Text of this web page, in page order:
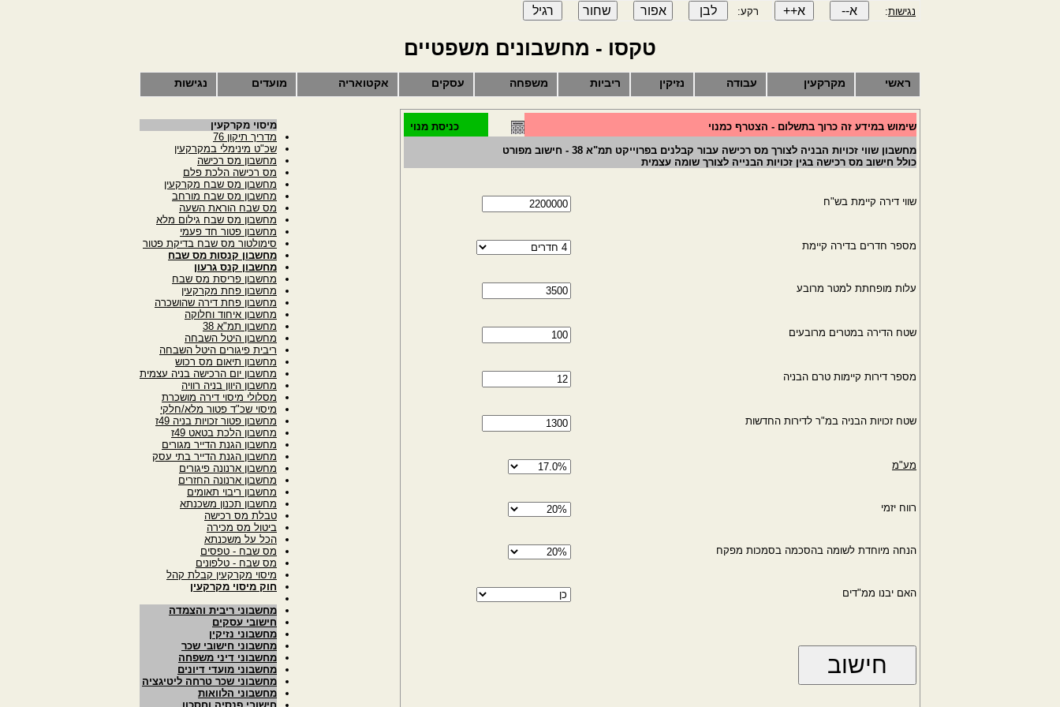
נגישות: רקע:
טקסו - מחשבונים משפטיים
ראשי מקרקעין עבודה נזיקין ריביות משפחה עסקים אקטואריה מועדים נגישות
שימוש במידע זה כרוך בתשלום - הצטרף כמנוי
כניסת מנוי
מחשבון שווי זכויות הבניה לצורך מס רכישה עבור קבלנים בפרוייקט תמ"א 38 - חישוב מפורט
כולל חישוב מס רכישה בגין זכויות הבנייה לצורך שומה עצמית
שווי דירה קיימת בש"ח
מספר חדרים בדירה קיימת
עלות מופחתת למטר מרובע
שטח הדירה במטרים מרובעים
מספר דירות קיימות טרם הבניה
שטח זכויות הבניה במ"ר לדירות החדשות
מע"מ
רווח יזמי
הנחה מיוחדת לשומה בהסכמה בסמכות מפקח
האם יבנו ממ"דים
מיסוי מקרקעין
מדריך תיקון 76
שכ"ט מינימלי במקרקעין
מחשבון מס רכישה
מס רכישה הלכת פלם
מחשבון מס שבח מקרקעין
מחשבון מס שבח מורחב
מס שבח הוראת השעה
מחשבון מס שבח גילום מלא
מחשבון פטור חד פעמי
סימולטור מס שבח בדיקת פטור
מחשבון קנסות מס שבח
מחשבון קנס גרעון
מחשבון פריסת מס שבח
מחשבון פחת מקרקעין
מחשבון פחת דירה שהושכרה
מחשבון איחוד וחלוקה
מחשבון תמ"א 38
מחשבון היטל השבחה
ריבית פיגורים היטל השבחה
מחשבון תיאום מס רכוש
מחשבון יום הרכישה בניה עצמית
מחשבון היוון בניה רוויה
מסלולי מיסוי דירה מושכרת
מיסוי שכ"ד פטור מלא/חלקי
מחשבון פטור זכויות בניה 49ז
מחשבון הלכת בטאט 49ז
מחשבון הגנת הדייר מגורים
מחשבון הגנת הדייר בתי עסק
מחשבון ארנונה פיגורים
מחשבון ארנונה החזרים
מחשבון ריבוי תאומים
מחשבון תכנון משכנתא
טבלת מס רכישה
ביטול מס מכירה
הכל על משכנתא
מס שבח - טפסים
מס שבח - טלפונים
מיסוי מקרקעין קבלת קהל
חוק מיסוי מקרקעין
מחשבוני ריבית והצמדה
חישובי עסקים
מחשבוני נזיקין
מחשבוני חישובי שכר
מחשבוני דיני משפחה
מחשבוני מועדי דיונים
מחשבוני שכר טרחה ליטיגציה
מחשבוני הלוואות